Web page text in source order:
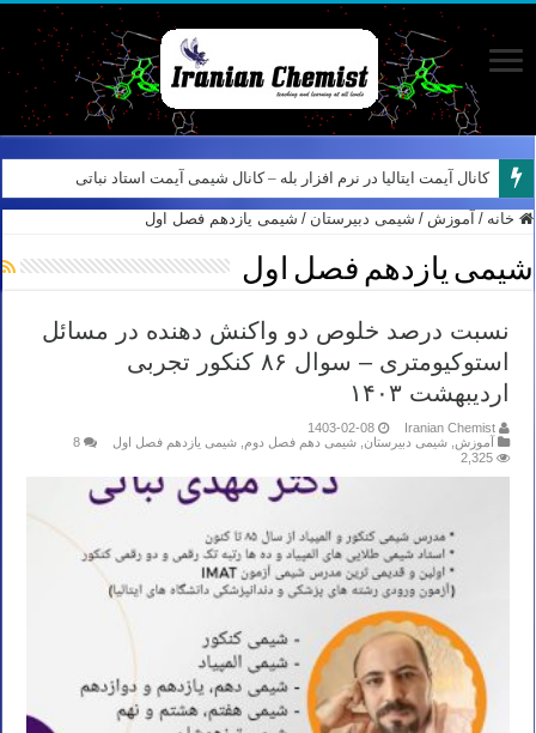
کانال آیمت ایتالیا در نرم افزار بله – کانال شیمی آیمت استاد نباتی
خانه / آموزش / شیمی دبیرستان / شیمی یازدهم فصل اول
شیمی یازدهم فصل اول
نسبت درصد خلوص دو واکنش دهنده در مسائل
استوکیومتری – سوال ۸۶ کنکور تجربی
اردیبهشت ۱۴۰۳
Iranian Chemist
1403-02-08
آموزش شیمی دبیرستان شیمی دهم فصل دوم شیمی یازدهم فصل اول
8
2,325